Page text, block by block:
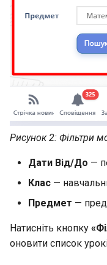
Рисунок 2: Фільтри
Дати Від/До —
Клас —
Предмет —
Натисніть кнопку
оновити список